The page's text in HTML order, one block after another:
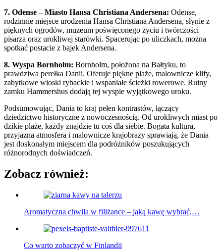
7. Odense – Miasto Hansa Christiana Andersena: Odense,
rodzinnie miejsce urodzenia Hansa Christiana Andersena, słynie z
pięknych ogrodów, muzeum poświęconego życiu i twórczości
pisarza oraz urokliwej starówki. Spacerując po uliczkach, można
spotkać postacie z bajek Andersena.
8. Wyspa Bornholm: Bornholm, położona na Bałtyku, to
prawdziwa perełka Danii. Oferuje piękne plaże, malownicze klify,
zabytkowe wioski rybackie i wspaniałe ścieżki rowerowe. Ruiny
zamku Hammershus dodają tej wyspie wyjątkowego uroku.
Podsumowując, Dania to kraj pełen kontrastów, łączący
dziedzictwo historyczne z nowoczesnością. Od urokliwych miast po
dzikie plaże, każdy znajdzie tu coś dla siebie. Bogata kultura,
przyjazna atmosfera i malownicze krajobrazy sprawiają, że Dania
jest doskonałym miejscem dla podróżników poszukujących
różnorodnych doświadczeń.
Zobacz również:
Aromatyczna chwila w filiżance – jaką kawę wybrać,…
Co warto zobaczyć w Finlandii